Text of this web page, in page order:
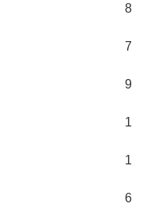
8
7
9
1
1
6